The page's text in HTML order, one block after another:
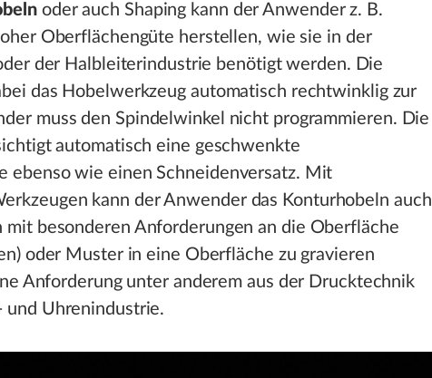
oder auch Shaping kann der Anwender z. B.
Oberflächengüte herstellen, wie sie in der
der Halbleiterindustrie benötigt werden. Die
das Hobelwerkzeug automatisch rechtwinklig zur
muss den Spindelwinkel nicht programmieren. Die
automatisch eine geschwenkte
ebenso wie einen Schneidenversatz. Mit
kann der Anwender das Konturhobeln auch
mit besonderen Anforderungen an die Oberfläche
oder Muster in eine Oberfläche zu gravieren
Anforderung unter anderem aus der Drucktechnik
und Uhrenindustrie.